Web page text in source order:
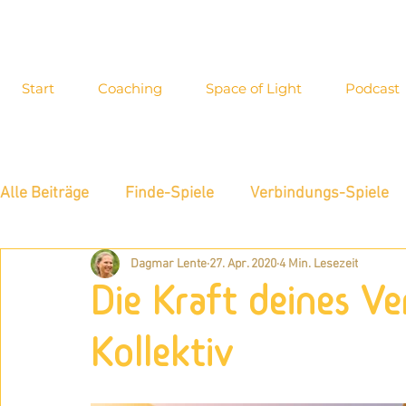
Start Coaching Space of Light Podcast
Alle Beiträge Finde-Spiele Verbindungs-Spiele
Energiewahrnehmung Interview
Blog-Archiv Allgemeines
Die Kraft deines
Kollektiv
Dagmar Lente 27. Apr. 20204 Min. Lesezeit